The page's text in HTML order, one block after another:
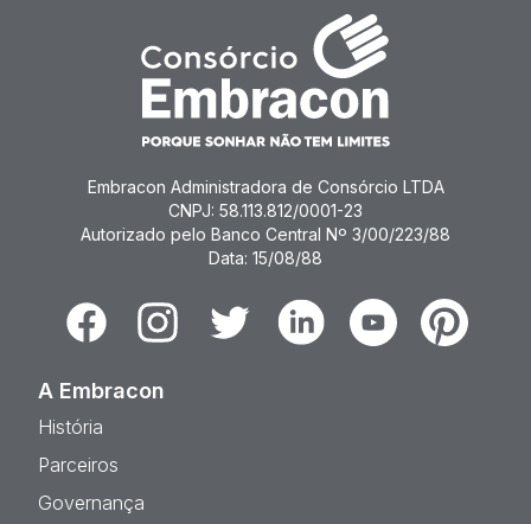
Embracon Administradora de Consórcio LTDA
CNPJ: 58.113.812/0001-23
Autorizado pelo Banco Central Nº 3/00/223/88
Data: 15/08/88
FacebookInstagramTwitter LinkedinYoutubePinterest
A Embracon
História
Parceiros
Governança